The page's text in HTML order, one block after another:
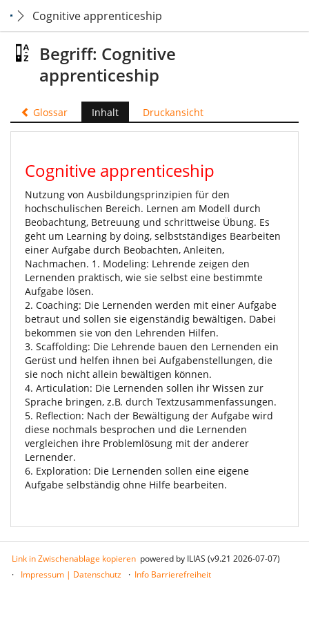
Cognitive apprenticeship
Begriff: Cognitive
apprenticeship
Glossar Inhalt Druckansicht
Cognitive apprenticeship
Nutzung von Ausbildungsprinzipien für den
hochschulischen Bereich. Lernen am Modell durch
Beobachtung, Betreuung und schrittweise Übung. Es
geht um Learning by doing, selbstständiges Bearbeiten
einer Aufgabe durch Beobachten, Anleiten,
Nachmachen. 1. Modeling: Lehrende zeigen den
Lernenden praktisch, wie sie selbst eine bestimmte
Aufgabe lösen.
2. Coaching: Die Lernenden werden mit einer Aufgabe
betraut und sollen sie eigenständig bewältigen. Dabei
bekommen sie von den Lehrenden Hilfen.
3. Scaffolding: Die Lehrende bauen den Lernenden ein
Gerüst und helfen ihnen bei Aufgabenstellungen, die
sie noch nicht allein bewältigen können.
4. Articulation: Die Lernenden sollen ihr Wissen zur
Sprache bringen, z.B. durch Textzusammenfassungen.
5. Reflection: Nach der Bewältigung der Aufgabe wird
diese nochmals besprochen und die Lernenden
vergleichen ihre Problemlösung mit der anderer
Lernender.
6. Exploration: Die Lernenden sollen eine eigene
Aufgabe selbständig ohne Hilfe bearbeiten.
Link in Zwischenablage kopieren powered by ILIAS (v9.21 2026-07-07)
Impressum | Datenschutz
Info Barrierefreiheit